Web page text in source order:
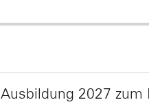
Ausbildung 2027